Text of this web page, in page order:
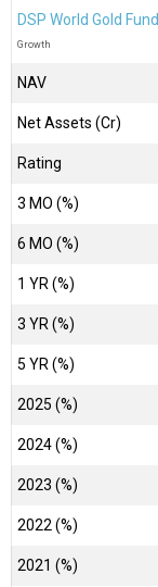
DSP World Gold Fund
Growth
NAV
Net Assets (Cr)
Rating
3 MO (%)
6 MO (%)
1 YR (%)
3 YR (%)
5 YR (%)
2025 (%)
2024 (%)
2023 (%)
2022 (%)
2021 (%)